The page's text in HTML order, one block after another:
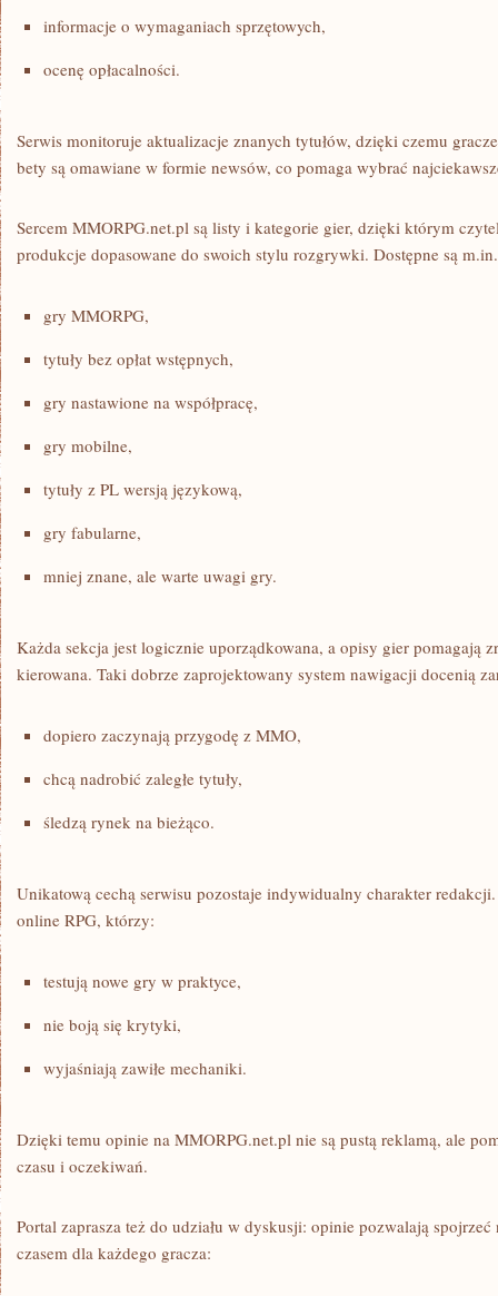
informacje o wymaganiach sprzętowych,
ocenę opłacalności.
Serwis monitoruje aktualizacje znanych tytułów, dzięki czemu
bety są omawiane w formie newsów, co pomaga wybrać
Sercem MMORPG.net.pl są listy i kategorie gier, dzięki którym
produkcje dopasowane do swoich stylu rozgrywki. Dostępne są
gry MMORPG,
tytuły bez opłat wstępnych,
gry nastawione na współpracę,
gry mobilne,
tytuły z PL wersją językową,
gry fabularne,
mniej znane, ale warte uwagi gry.
Każda sekcja jest logicznie uporządkowana, a opisy gier pomagają
kierowana. Taki dobrze zaprojektowany system nawigacji docenią
dopiero zaczynają przygodę z MMO,
chcą nadrobić zaległe tytuły,
śledzą rynek na bieżąco.
Unikatową cechą serwisu pozostaje indywidualny charakter
online RPG, którzy:
testują nowe gry w praktyce,
nie boją się krytyki,
wyjaśniają zawiłe mechaniki.
Dzięki temu opinie na MMORPG.net.pl nie są pustą reklamą, ale
czasu i oczekiwań.
Portal zaprasza też do udziału w dyskusji: opinie pozwalają
czasem dla każdego gracza: